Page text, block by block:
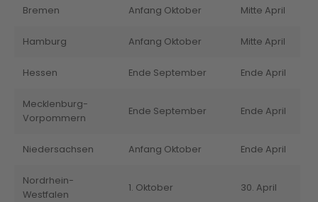
Bremen Anfang Oktober Mitte April
Hamburg Anfang Oktober Mitte April
Hessen Ende September Ende April
Mecklenburg-
Vorpommern
Ende September Ende April
Niedersachsen Anfang Oktober Ende April
Nordrhein-
Westfalen
1. Oktober 30. April